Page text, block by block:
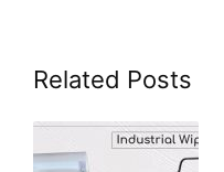
Related Posts